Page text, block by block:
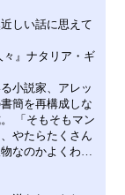
しい話に思えて
』ナタリア・ギ
小説家、アレッ
簡を再構成しな
「そもそもマン
やたらたくさん
なのかよくわ…